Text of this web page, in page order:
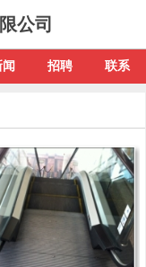
公司
招聘 联系